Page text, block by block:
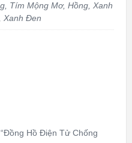
, Tím Mộng Mơ, Hồng, Xanh
Xanh Đen
Hồ Điện Tử Chống